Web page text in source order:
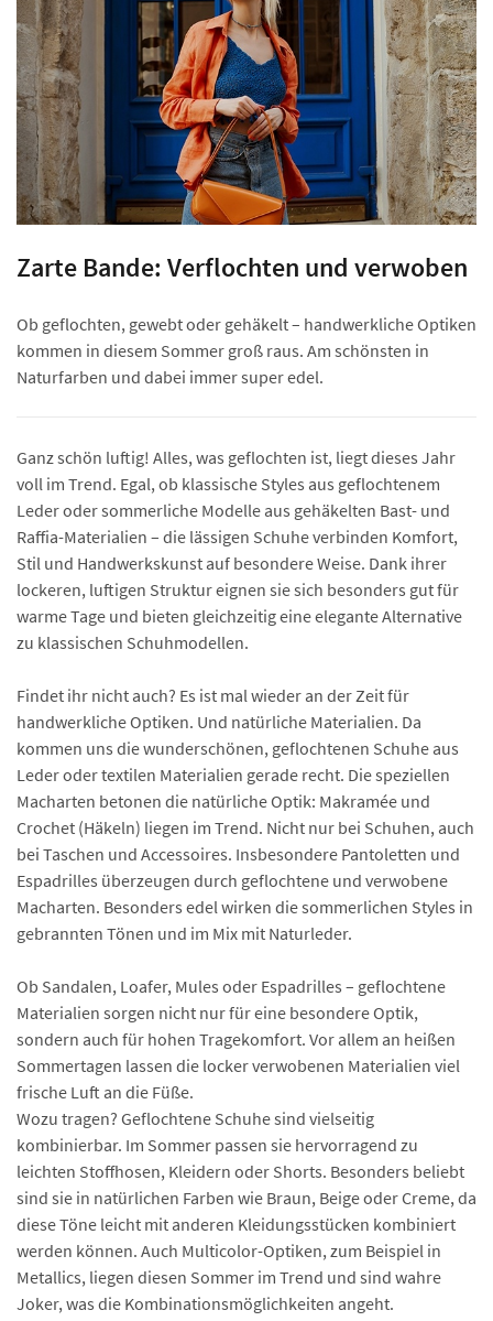
Zarte Bande: Verflochten und verwoben
Ob geflochten, gewebt oder gehäkelt – handwerkliche Optiken
kommen in diesem Sommer groß raus. Am schönsten in
Naturfarben und dabei immer super edel.
Ganz schön luftig! Alles, was geflochten ist, liegt dieses Jahr
voll im Trend. Egal, ob klassische Styles aus geflochtenem
Leder oder sommerliche Modelle aus gehäkelten Bast- und
Raffia-Materialien – die lässigen Schuhe verbinden Komfort,
Stil und Handwerkskunst auf besondere Weise. Dank ihrer
lockeren, luftigen Struktur eignen sie sich besonders gut für
warme Tage und bieten gleichzeitig eine elegante Alternative
zu klassischen Schuhmodellen.
Findet ihr nicht auch? Es ist mal wieder an der Zeit für
handwerkliche Optiken. Und natürliche Materialien. Da
kommen uns die wunderschönen, geflochtenen Schuhe aus
Leder oder textilen Materialien gerade recht. Die speziellen
Macharten betonen die natürliche Optik: Makramée und
Crochet (Häkeln) liegen im Trend. Nicht nur bei Schuhen, auch
bei Taschen und Accessoires. Insbesondere Pantoletten und
Espadrilles überzeugen durch geflochtene und verwobene
Macharten. Besonders edel wirken die sommerlichen Styles in
gebrannten Tönen und im Mix mit Naturleder.
Ob Sandalen, Loafer, Mules oder Espadrilles – geflochtene
Materialien sorgen nicht nur für eine besondere Optik,
sondern auch für hohen Tragekomfort. Vor allem an heißen
Sommertagen lassen die locker verwobenen Materialien viel
frische Luft an die Füße.
Wozu tragen? Geflochtene Schuhe sind vielseitig
kombinierbar. Im Sommer passen sie hervorragend zu
leichten Stoffhosen, Kleidern oder Shorts. Besonders beliebt
sind sie in natürlichen Farben wie Braun, Beige oder Creme, da
diese Töne leicht mit anderen Kleidungsstücken kombiniert
werden können. Auch Multicolor-Optiken, zum Beispiel in
Metallics, liegen diesen Sommer im Trend und sind wahre
Joker, was die Kombinationsmöglichkeiten angeht.